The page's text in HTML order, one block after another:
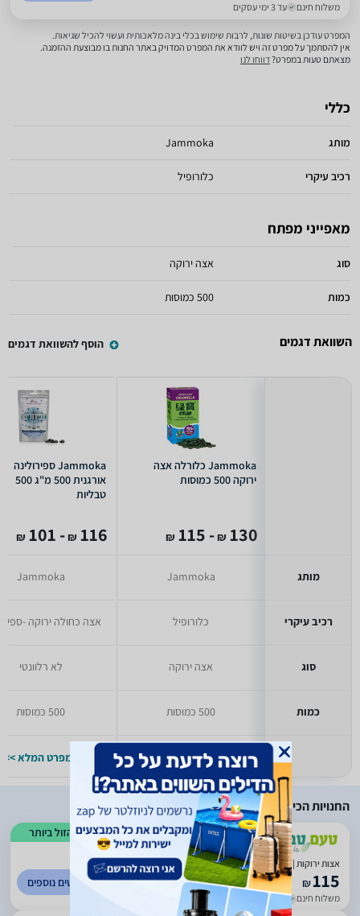
משלוח חינם עד 3 ימי עסקים
המפרט עודכן בשיטות שונות, לרבות שימוש בכלי בינה מלאכותית ועשוי להכיל שגיאות.
אין להסתמך על מפרט זה ויש לוודא את המפרט המדויק באתר החנות בו מבוצעת ההזמנה.
מצאתם טעות במפרט?דווחו לנו
כללי
מותג Jammoka
רכיב עיקרי כלורופיל
מאפייני מפתח
סוג אצה ירוקה
כמות 500 כמוסות
השוואת דגמים הוסף להשוואת דגמים
מותג
רכיב עיקרי
סוג
כמות
Jammoka כלורלה אצה
ירוקה 500 כמוסות
130
₪
- 115
₪
Jammoka
כלורופיל
אצה ירוקה
500 כמוסות
למפרט המלא >>
Jammoka ספירולינה
אורגנית 500 מ"ג 500
טבליות
116
₪
- 101
₪
Jammoka
אצה כחולה ירוקה -
לא רלוונטי
500 כמוסות
למפרט המלא >>
החנויות הכי זולות
הזול ביותר
2.14
10
)
אצות ירוקות | מכיל 600 טבליות | 150 גרם | ג'מוקה | Jammoka
₪115
משלוח חינם עד 3 ימי עסקים
לפרטים נוספים